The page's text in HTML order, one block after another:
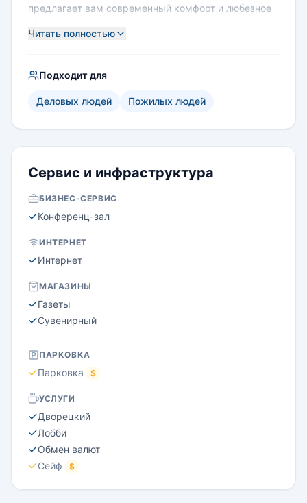
предлагает вам современный комфорт и любезное
Читать полностью
Подходит для
Деловых людей Пожилых людей
Сервис и инфраструктура
БИЗНЕС-СЕРВИС
Конференц-зал
ИНТЕРНЕТ
Интернет
МАГАЗИНЫ
Газеты
Сувенирный
ПАРКОВКА
Парковка $
УСЛУГИ
Дворецкий
Лобби
Обмен валют
Сейф
$